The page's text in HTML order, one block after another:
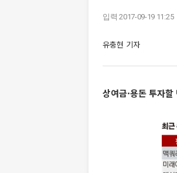
입력 2017-09-19 11:25
유충현 기자
상여금·용돈 투자할